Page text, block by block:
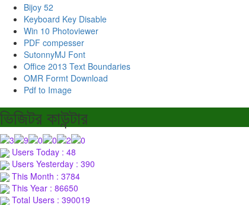
Bijoy 52
Keyboard Key Disable
Win 10 Photoviewer
PDF compesser
SutonnyMJ Font
Office 2013 Text Boundaries
OMR Formt Download
Pdf to Image
ভিজিটর কাউন্টার
Users Today : 48
Users Yesterday : 390
This Month : 3784
This Year : 86650
Total Users : 390019